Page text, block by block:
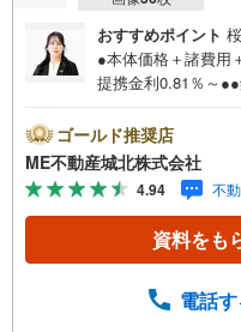
おすすめポイント
●本体価格＋諸費用
提携金利0.81％～
多数ございます！（
（3）産休/育休/契
身/自営業/経営者（
（5）収入合算や親
等、家具、家電、
無、持病あり、持
頂けます。2.FPソ
ゴールド推奨店
ME不動産城北株式会社
4.94 不
資料をも
電話